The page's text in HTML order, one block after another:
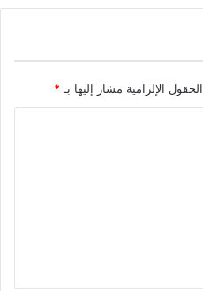
الحقول الإلزامية مشار إليها بـ *